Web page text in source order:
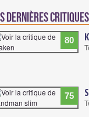
dernières critiques
80
75